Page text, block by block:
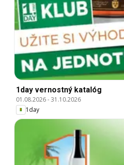
1day vernostný katalóg
01.08.2026-31.10.2026
1day